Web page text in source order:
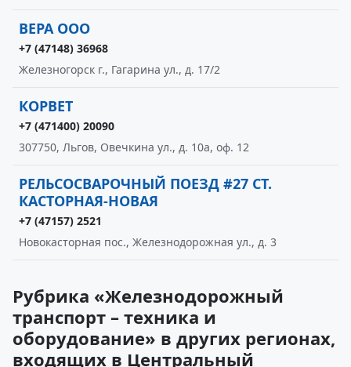
ВЕРА ООО
+7 (47148) 36968
Железногорск г., Гагарина ул., д. 17/2
КОРВЕТ
+7 (471400) 20090
307750, Льгов, Овечкина ул., д. 10а, оф. 12
РЕЛЬСОСВАРОЧНЫЙ ПОЕЗД #27 СТ.
КАСТОРНАЯ-НОВАЯ
+7 (47157) 2521
Новокасторная пос., Железнодорожная ул., д. 3
Рубрика «Железнодорожный
транспорт – техника и
оборудование» в других регионах,
входящих в Центральный